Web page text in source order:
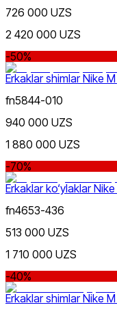
726 000 UZS
2 420 000 UZS
-50%
Erkaklar shimlar Nike
fn5844-010
940 000 UZS
1 880 000 UZS
-70%
Erkaklar ko‘ylaklar
fn4653-436
513 000 UZS
1 710 000 UZS
-40%
Erkaklar shimlar Nike